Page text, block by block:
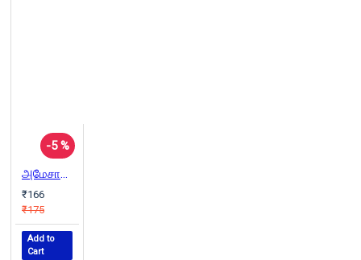
-5 %
அமேசான் காடும் சில பேரழகிகளும்
₹166
₹175
Add to
Cart